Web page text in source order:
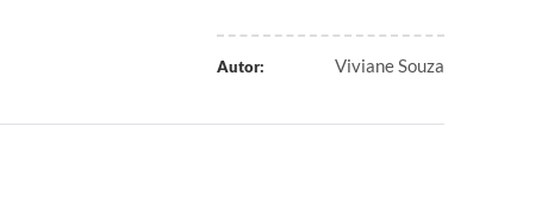
Autor: Viviane Souza